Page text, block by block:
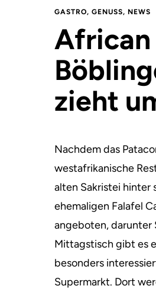
GASTRO, GENUSS, NEWS
African
zieht
Nachdem das
westafrikanische
alten Sakristei hinter
ehemaligen Falafel
angeboten, darunter
Mittagstisch gibt es
besonders
Supermarkt. Dort